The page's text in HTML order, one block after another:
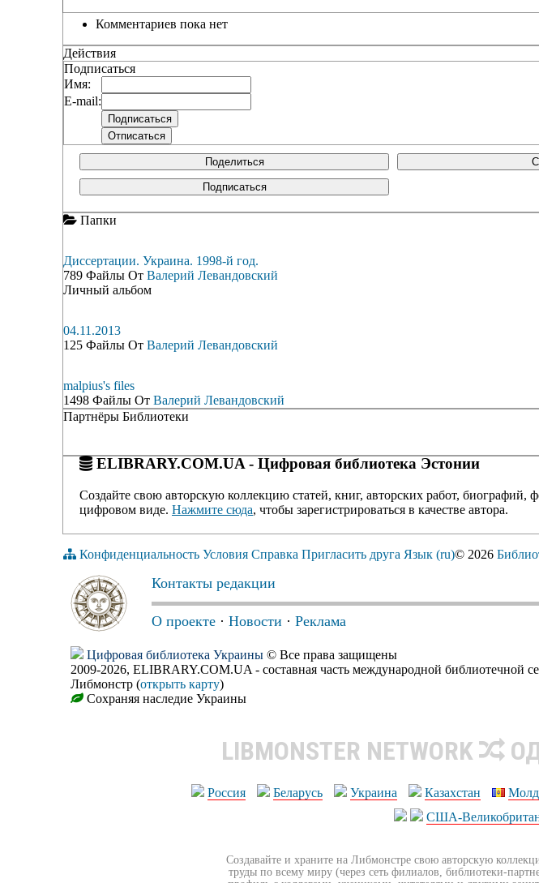
Комментариев пока нет
Действия
Подписаться
Имя:
E-mail:
Поделиться
Подписаться
Папки
Диссертации. Украина. 1998-й год.
789 Файлы От Валерий Левандовский
Личный альбом
04.11.2013
125 Файлы От Валерий Левандовский
malpius's files
1498 Файлы От Валерий Левандовский
Партнёры Библиотеки
ELIBRARY.COM.UA - Цифровая библиотека Эстонии
Создайте свою авторскую коллекцию статей, книг, авторских работ, биографий,
цифровом виде. Нажмите сюда, чтобы зарегистрироваться в качестве автора.
Конфиденциальность Условия Справка Пригласить друга Язык (ru)© 2026
Контакты редакции
О проекте · Новости · Реклама
Цифровая библиотека Украины © Все права защищены
2009-2026, ELIBRARY.COM.UA - составная часть международной библиотечной
Либмонстр (открыть карту)
Сохраняя наследие Украины
LIBMONSTER NETWORK
Россия Беларусь Украина Казахстан
США-
Создавайте и храните на Либмонстре свою авторскую
труды по всему миру (через сеть филиалов, библиотеки-